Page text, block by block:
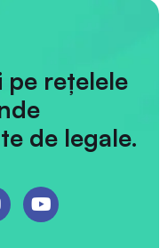
pe rețelele
de legale.